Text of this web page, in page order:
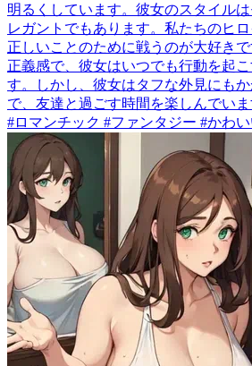
明るくしています。彼女のスタイル
レガントでもあります。私たちのヒロ
正しいことのために戦うのが大好き
正義感で、彼女はいつでも行動を起
す。しかし、彼女はタフな外見にも
で、友達と過ごす時間を楽しんでいま
#ロマンチック #ファンタジー #かわ